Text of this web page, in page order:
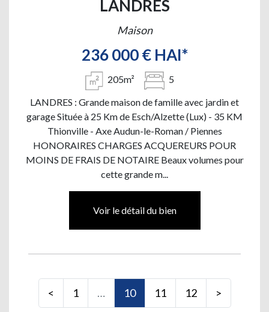
LANDRES
Maison
236 000 € HAI*
205m²
5
LANDRES : Grande maison de famille avec jardin et
garage Située à 25 Km de Esch/Alzette (Lux) - 35 KM
Thionville - Axe Audun-le-Roman / Piennes
HONORAIRES CHARGES ACQUEREURS POUR
MOINS DE FRAIS DE NOTAIRE Beaux volumes pour
cette grande m...
Voir le détail du bien
< 1 … 10 11 12 >